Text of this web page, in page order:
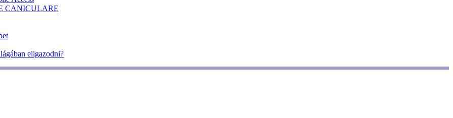
CANICULARE
eligazodni?